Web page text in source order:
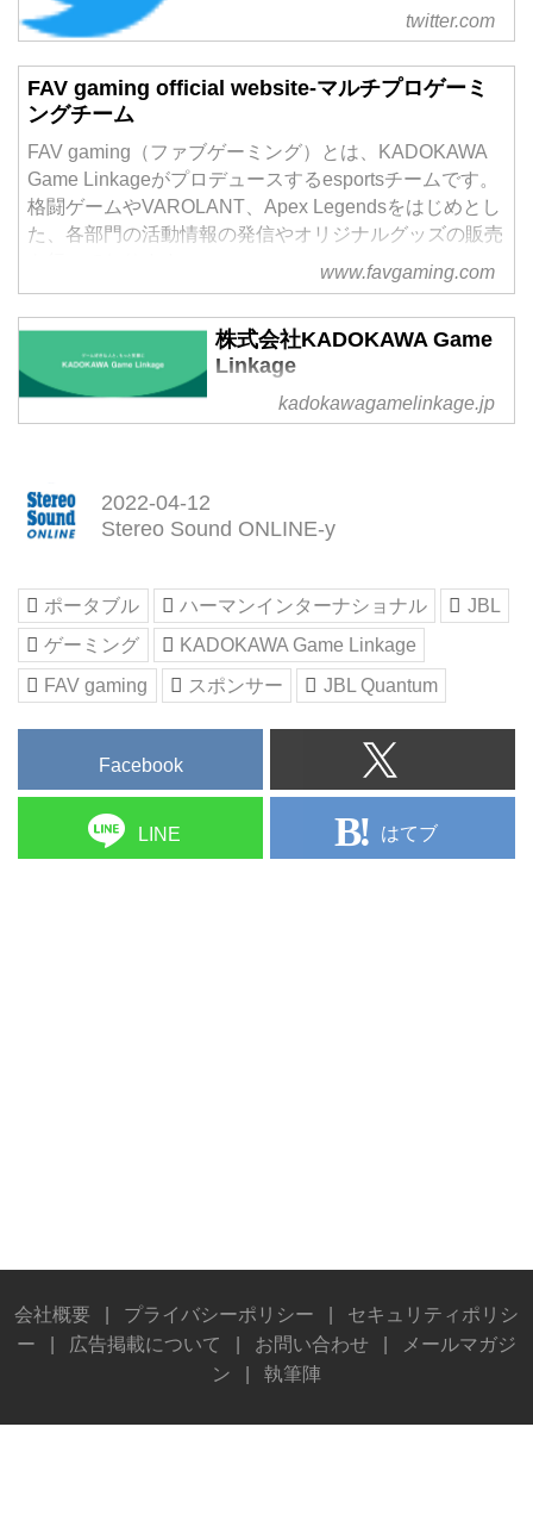
twitter.com
FAV gaming official website-マルチプロゲーミ
ングチーム
FAV gaming（ファブゲーミング）とは、KADOKAWA
Game Linkageがプロデュースするesportsチームです。
格闘ゲームやVAROLANT、Apex Legendsをはじめとし
た、各部門の活動情報の発信やオリジナルグッズの販売
www.favgaming.com
株式会社KADOKAWA Game
Linkage
ゲームとユーザーをつなぐ。ゲー
ムの楽しさをもっと広げる。「フ
Game Linkageのオフィシャルサ
kadokawagamelinkage.jp
2022-04-12
Stereo Sound ONLINE-y
ポータブル ハーマンインターナショナル
JBL
ゲーミング
KADOKAWA Game Linkage
FAV gaming
スポンサー JBL Quantum
Facebook
LINE はてブ
会社概要 プライバシーポリシー
セキュリティポリシ
ー
広告掲載について お問い合わせ
メールマガジ
ン
執筆陣